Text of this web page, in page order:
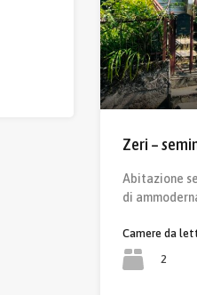
Zeri –
Abitazione
di
Camere da
2